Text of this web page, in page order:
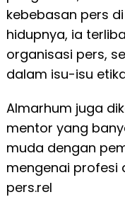
kebebasan pers
hidupnya, ia
organisasi pers,
dalam isu-isu
Almarhum juga
mentor yang
muda dengan
mengenai profesi
pers.rel